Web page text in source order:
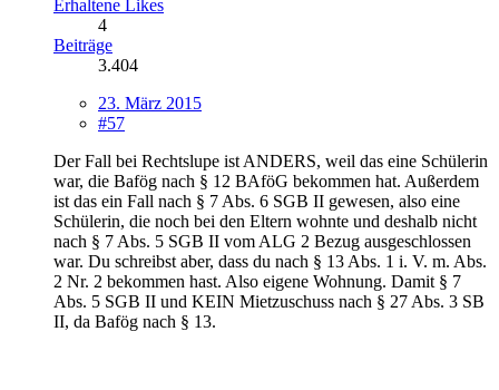
Erhaltene Likes
4
Beiträge
3.404
23. März 2015
#57
Der Fall bei Rechtslupe ist ANDERS, weil das eine Schülerin
war, die Bafög nach § 12 BAföG bekommen hat. Außerdem
ist das ein Fall nach § 7 Abs. 6 SGB II gewesen, also eine
Schülerin, die noch bei den Eltern wohnte und deshalb nicht
nach § 7 Abs. 5 SGB II vom ALG 2 Bezug ausgeschlossen
war. Du schreibst aber, dass du nach § 13 Abs. 1 i. V. m. Abs.
2 Nr. 2 bekommen hast. Also eigene Wohnung. Damit § 7
Abs. 5 SGB II und KEIN Mietzuschuss nach § 27 Abs. 3 SB
II, da Bafög nach § 13.